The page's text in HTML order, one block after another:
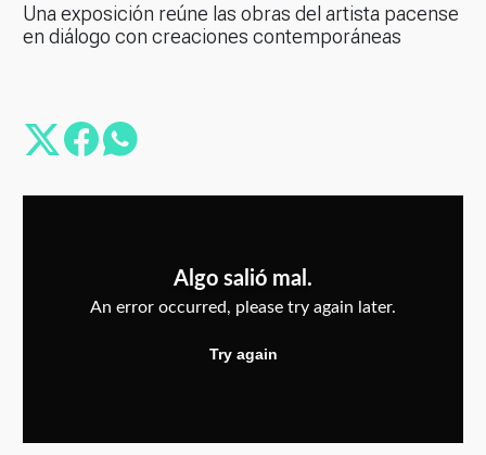
Una exposición reúne las obras del artista pacense
en diálogo con creaciones contemporáneas